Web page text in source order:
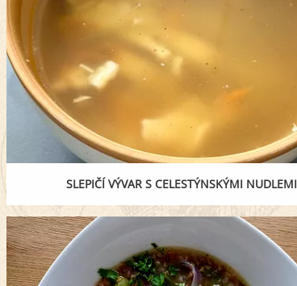
SLEPIČÍ VÝVAR S CELESTÝNSKÝMI NUDLEMI